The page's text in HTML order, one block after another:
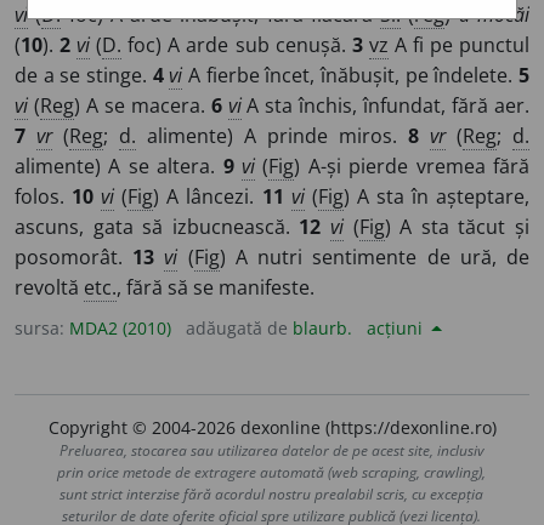
vi(D.foc) A arde înăbușit, fără flacărăSi:(reg)a mocăi
(10).2 vi (D. foc) A arde sub cenușă. 3 vz A fi pe punctul
de a se stinge. 4 vi A fierbe încet, înăbușit, pe îndelete.5
vi (Reg) A se macera. 6 viA sta închis, înfundat, fără aer.
7 vr(Reg; d. alimente) A prinde miros. 8 vr(Reg; d.
alimente) A se altera. 9 vi (Fig) A-și pierde vremea fără
folos. 10 vi (Fig) A lâncezi. 11 vi(Fig) A sta în așteptare,
ascuns, gata să izbucnească. 12 vi (Fig) A sta tăcut și
posomorât. 13 vi (Fig) A nutri sentimente de ură, de
revoltă etc., fără să se manifeste.
sursa: MDA2 (2010) adăugată de blaurb. acțiuni
Copyright © 2004-2026 dexonline (https://dexonline.ro)
Preluarea, stocarea sau utilizarea datelor de pe acest site, inclusiv
prin orice metode de extragere automată (web scraping, crawling),
sunt strict interzise fără acordul nostru prealabil scris, cu excepția
seturilor de date oferite oficial spre utilizare publică (vezi licența).